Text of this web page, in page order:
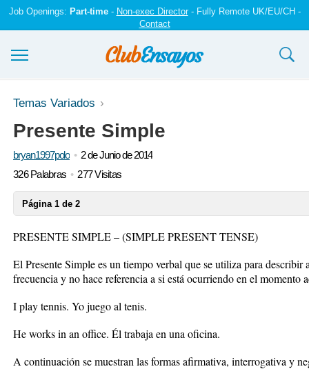
Job Openings: Part-time- Non-exec Director- Fully Remote UK/EU/CH -
Contact
Ensayos y trabajos
Registrarse
Iniciar sesión
Temas Variados
Presente Simple
bryan1997polo
2 de Junio de 2014
326 Palabras
277 Visitas
Página 1 de 2
PRESENTE SIMPLE – (SIMPLE PRESENT TENSE)
El Presente Simple es un tiempo verbal que se utiliza para describir
frecuencia y no hace referencia a si está ocurriendo en el momento
I play tennis. Yo juego al tenis.
He works in an office. Él trabaja en una oficina.
A continuación se muestran las formas afirmativa, interrogativa y